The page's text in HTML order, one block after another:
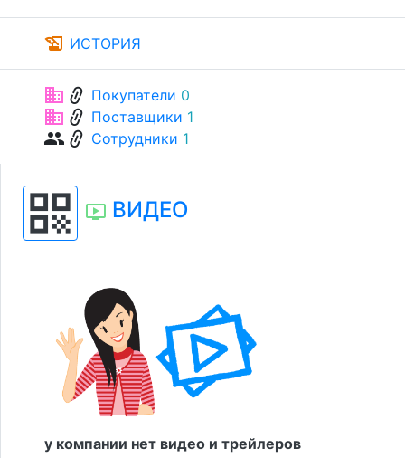
history_edu ИСТОРИЯ
businesslink Покупатели 0
businesslink Поставщики 1
grouplink Сотрудники 1
qr_code ondemand_video ВИДЕО
у компании нет видео и трейлеров